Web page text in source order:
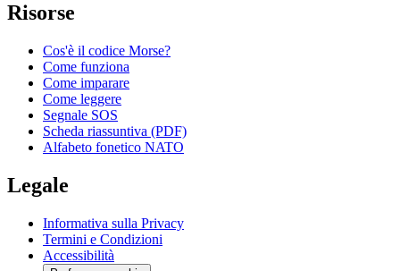
Risorse
Cos'è il codice Morse?
Come funziona
Come imparare
Come leggere
Segnale SOS
Scheda riassuntiva (PDF)
Alfabeto fonetico NATO
Legale
Informativa sulla Privacy
Termini e Condizioni
Accessibilità